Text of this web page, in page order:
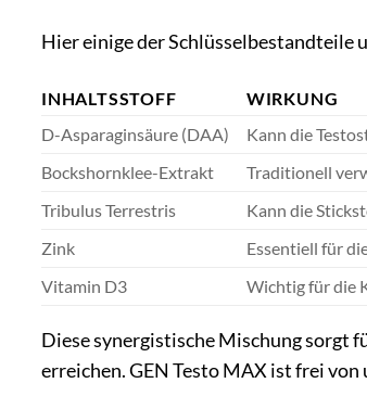
Hier einige der Schlüsselbestandteile
INHALTSSTOFF
WIRKUNG
D-Asparaginsäure (DAA)
Kann die
Bockshornklee-Extrakt
Traditionell
Tribulus Terrestris
Kann die
Zink
Essentiell für
Vitamin D3
Wichtig für die
Diese synergistische Mischung sorgt
erreichen. GEN Testo MAX ist frei